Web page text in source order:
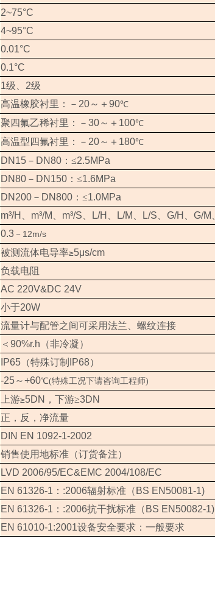
2~75°C
4~95°C
0.01°C
0.1°C
1级、 2级
高温橡胶衬里：－ 20～＋90℃
聚四氟乙稀衬里：－ 30～＋ 100℃
高温型四氟衬里：－ 20～＋ 180℃
DN15 － DN80 ：≤2.5MPa
DN80 － DN150 ：≤1.6MPa
DN200 － DN800 ：≤1.0MPa
m³/H m³/M m³/S L/H L/M L/S G/H G/M
0.3 － 12m/s
被测流体电导率≥5μs/cm
负载电阻
AC 220V&DC 24V
小于20W
流量计与配管之间可采用法兰、螺纹连接
＜ 90%r.h （非冷凝）
IP65 （特殊订制 IP68）
-25～+60℃(特殊工况下请咨询工程师)
上游≥5DN ，下游≥3DN
正，反，净流量
DIN EN 1092-1-2002
销售使用地标准（订货备注）
LVD 2006/95/EC&EMC 2004/108/EC
EN 61326-1 ： :2006辐射标准（ BS EN50081-1)
EN 61326-1 ： :2006抗干扰标准（ BS EN50082-1)
EN 61010-1:2001设备安全要求：一般要求